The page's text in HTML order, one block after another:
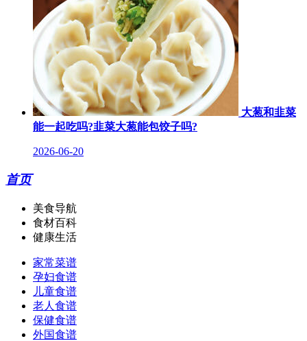
大葱和韭菜
能一起吃吗?韭菜大葱能包饺子吗?
2026-06-20
首页
美食导航
食材百科
健康生活
家常菜谱
孕妇食谱
儿童食谱
老人食谱
保健食谱
外国食谱